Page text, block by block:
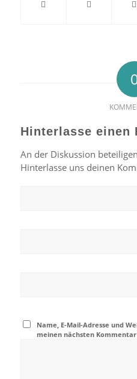
Hinterlasse einen
An der Diskussion
Hinterlasse uns deinen
Name, E-Mail-Adresse und
meinen nächsten